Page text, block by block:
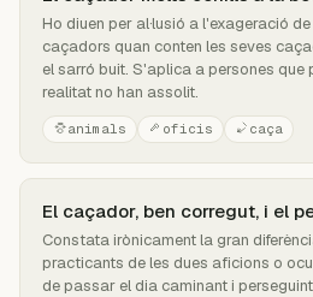
Ho diuen per al·lusió a l'exageració
caçadors quan conten les seves
el sarró buit. S'aplica a persones que
realitat no han assolit.
animals oficis caça
El caçador, ben corregut, i el
Constata irònicament la gran
practicants de les dues aficions o
de passar el dia caminant i